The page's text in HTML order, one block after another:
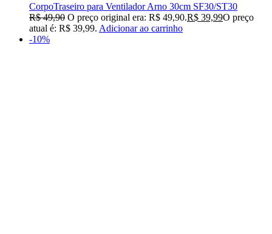
CorpoTraseiro para Ventilador Arno 30cm SF30/ST30
R$49,90 O preço original era: R$ 49,90.R$ 39,99O preço
atual é: R$ 39,99. Adicionar ao carrinho
-10%